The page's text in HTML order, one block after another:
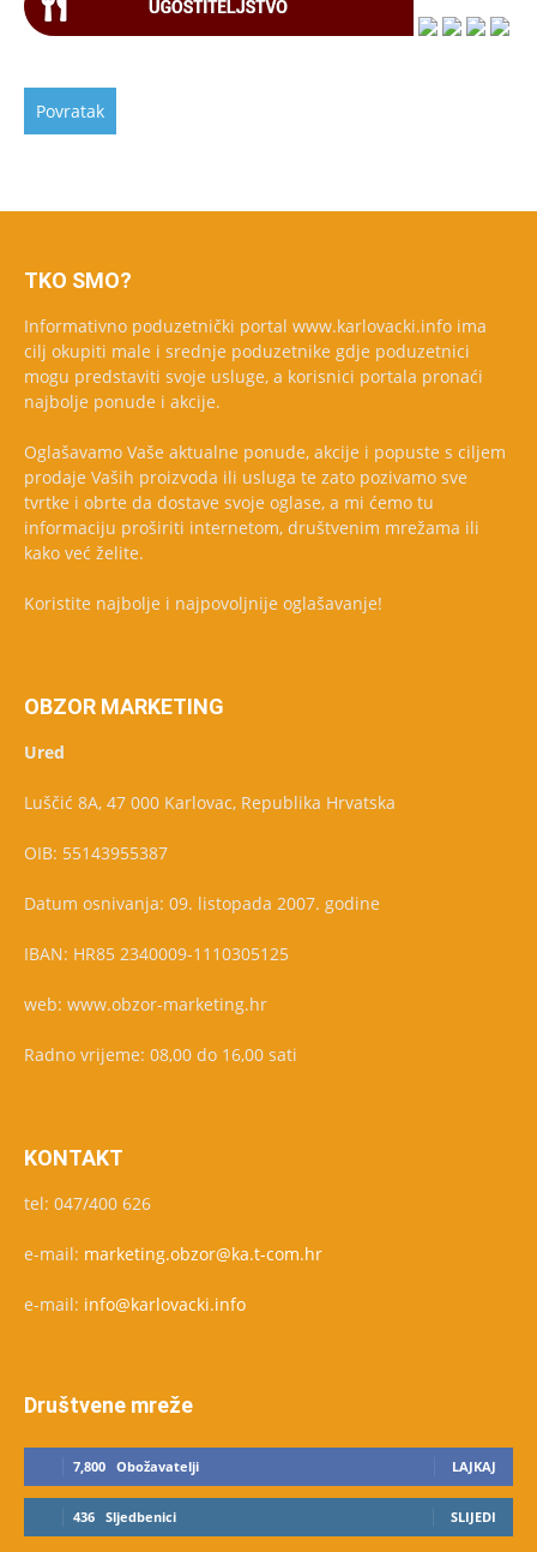
TKO SMO?
Informativno poduzetnički portal www.karlovacki.info ima
cilj okupiti male i srednje poduzetnike gdje poduzetnici
mogu predstaviti svoje usluge, a korisnici portala pronaći
najbolje ponude i akcije.
Oglašavamo Vaše aktualne ponude, akcije i popuste s ciljem
prodaje Vaših proizvoda ili usluga te zato pozivamo sve
tvrtke i obrte da dostave svoje oglase, a mi ćemo tu
informaciju proširiti internetom, društvenim mrežama ili
kako već želite.
Koristite najbolje i najpovoljnije oglašavanje!
OBZOR MARKETING
Ured
Luščić 8A, 47 000 Karlovac, Republika Hrvatska
OIB: 55143955387
Datum osnivanja: 09. listopada 2007. godine
IBAN: HR85 2340009-1110305125
web: www.obzor-marketing.hr
Radno vrijeme: 08,00 do 16,00 sati
KONTAKT
tel: 047/400 626
e-mail: marketing.obzor@ka.t-com.hr
e-mail: info@karlovacki.info
Društvene mreže
7,800 Obožavatelji LAJKAJ
436 Sljedbenici SLIJEDI